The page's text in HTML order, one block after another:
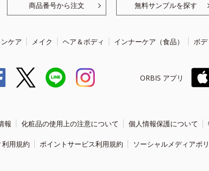
商品番号から注文 無料サンプルを探す
ケア メイク ヘア＆ボディ インナーケア（食品） ボ
ORBIS アプリ
報 化粧品の使用上の注意について 個人情報保護について
用規約 ポイントサービス利用規約 ソーシャルメディアポ